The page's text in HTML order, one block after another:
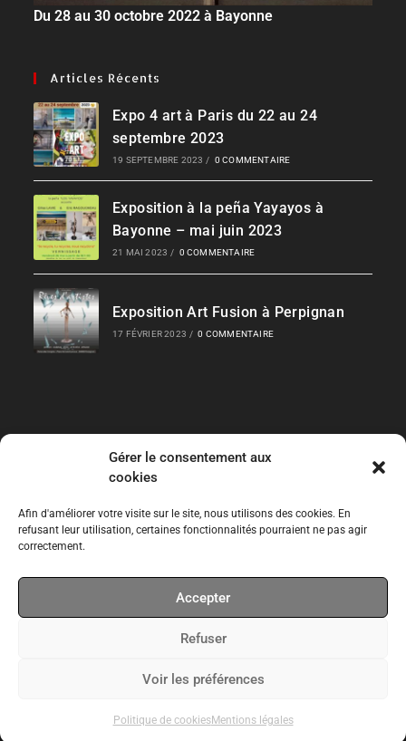
Gérer le consentement aux
cookies
Afin d'améliorer votre visite sur le site, nous utilisons des cookies. En
refusant leur utilisation, certaines fonctionnalités pourraient ne pas agir
correctement.
Accepter
Refuser
Voir les préférences
Politique de cookiesMentions légales
Du 28 au 30 octobre 2022 à Bayonne
Articles Récents
Expo 4 art à Paris du 22 au 24
septembre 2023
19 SEPTEMBRE 2023 / 0 COMMENTAIRE
Exposition à la peña Yayayos à
Bayonne – mai juin 2023
21 MAI 2023 / 0 COMMENTAIRE
Exposition Art Fusion à Perpignan
17 FÉVRIER 2023 / 0 COMMENTAIRE
Liens Rapides
Les Collections
Expos permanentes